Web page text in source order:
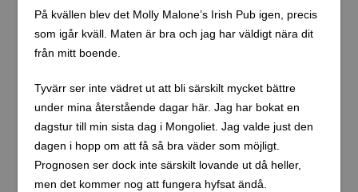
På kvällen blev det Molly Malone’s Irish Pub igen, precis
som igår kväll. Maten är bra och jag har väldigt nära dit
från mitt boende.
Tyvärr ser inte vädret ut att bli särskilt mycket bättre
under mina återstående dagar här. Jag har bokat en
dagstur till min sista dag i Mongoliet. Jag valde just den
dagen i hopp om att få så bra väder som möjligt.
Prognosen ser dock inte särskilt lovande ut då heller,
men det kommer nog att fungera hyfsat ändå.